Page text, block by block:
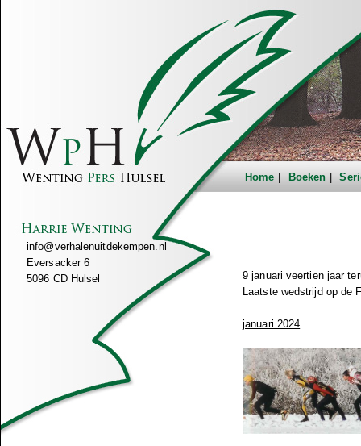
Home Boeken
info@verhalenuitdekempen.nl
Eversacker 6
5096 CD Hulsel
9 januari veertien jaar
Laatste wedstrijd op de
januari 2024